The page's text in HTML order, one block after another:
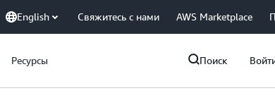
English Свяжитесь с нами AWS Marketplace
Ресурсы Поиск